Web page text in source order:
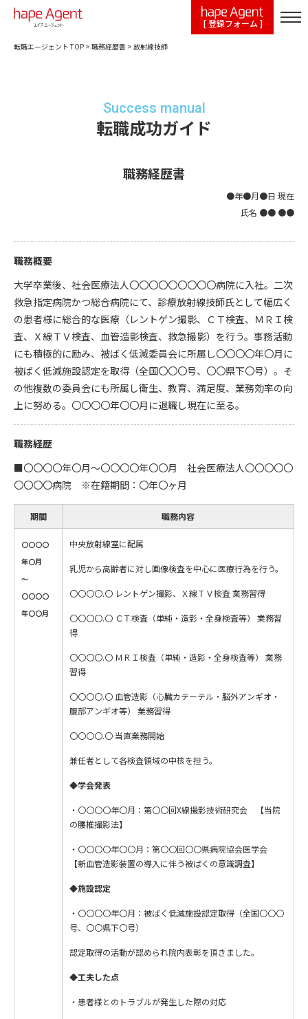
[ 登録フォーム ]
転職エージェント TOP > 職務経歴書 > 放射線技師
Success manual
転職成功ガイド
職務経歴書
●年●月●日 現在
氏名 ●● ●●
職務概要
大学卒業後、社会医療法人〇〇〇〇〇〇〇〇〇病院に入社。二次
救急指定病院かつ総合病院にて、診療放射線技師氏として幅広く
の患者様に総合的な医療（レントゲン撮影、ＣＴ検査、ＭＲＩ検
査、Ｘ線ＴＶ検査、血管造影検査、救急撮影）を行う。事務活動
にも積極的に励み、被ばく低減委員会に所属し〇〇〇〇年〇月に
被ばく低減施設認定を取得（全国〇〇〇号、〇〇県下〇号）。そ
の他複数の委員会にも所属し衛生、教育、満足度、業務効率の向
上に努める。〇〇〇〇年〇〇月に退職し現在に至る。
職務経歴
■〇〇〇〇年〇月～〇〇〇〇年〇〇月 社会医療法人〇〇〇〇〇
〇〇〇〇病院 ※在籍期間：〇年〇ヶ月
期間 職務内容
〇〇〇〇
年〇月
～
〇〇〇〇
年〇〇月
中央放射線室に配属
乳児から高齢者に対し画像検査を中心に医療行為を行う。
〇〇〇〇.〇 レントゲン撮影、Ｘ線ＴＶ検査 業務習得
〇〇〇〇.〇 ＣＴ検査（単純・造影・全身検査等） 業務習
得
〇〇〇〇.〇 ＭＲＩ検査（単純・造影・全身検査等） 業務
習得
〇〇〇〇.〇 血管造影（心臓カテーテル・脳外アンギオ・
腹部アンギオ等） 業務習得
〇〇〇〇.〇 当直業務開始
兼任者として各検査領域の中核を担う。
◆学会発表
・〇〇〇〇年〇月：第〇〇回X線撮影技術研究会 【当院
の腰椎撮影法】
・〇〇〇〇年〇〇月：第〇〇回〇〇県病院協会医学会
【新血管造影装置の導入に伴う被ばくの意識調査】
◆施設認定
・〇〇〇〇年〇月：被ばく低減施設認定取得（全国〇〇〇
号、〇〇県下〇号）
認定取得の活動が認められ院内表彰を頂きました。
◆工夫した点
・患者様とのトラブルが発生した際の対応